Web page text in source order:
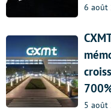
6 août
5 août